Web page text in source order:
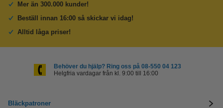
Mer än 300.000 kunder!
Beställ innan 16:00 så skickar vi idag!
Alltid låga priser!
Behöver du hjälp? Ring oss på 08-550 04 123
Helgfria vardagar från kl. 9:00 till 16:00
Bläckpatroner